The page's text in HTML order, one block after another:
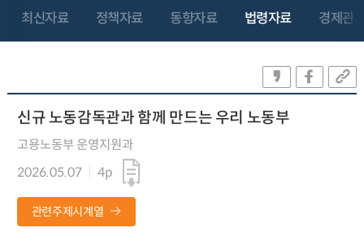
최신자료 정책자료 동향자료 법령자료 경제관
신규 노동감독관과 함께 만드는 우리 노동부
고용노동부 운영지원과
2026.05.07
4p
관련주제시계열